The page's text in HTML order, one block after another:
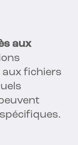
aux
fichiers